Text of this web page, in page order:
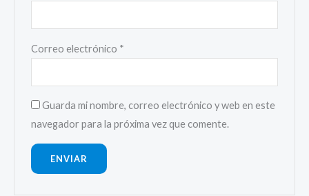
Correo electrónico *
Guarda mi nombre, correo electrónico y web en este
navegador para la próxima vez que comente.